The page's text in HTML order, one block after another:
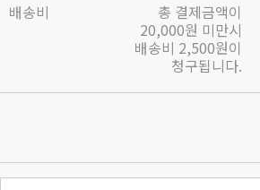
배송비
총 결제금액이
20,000원 미만시
배송비 2,500원이
청구됩니다.